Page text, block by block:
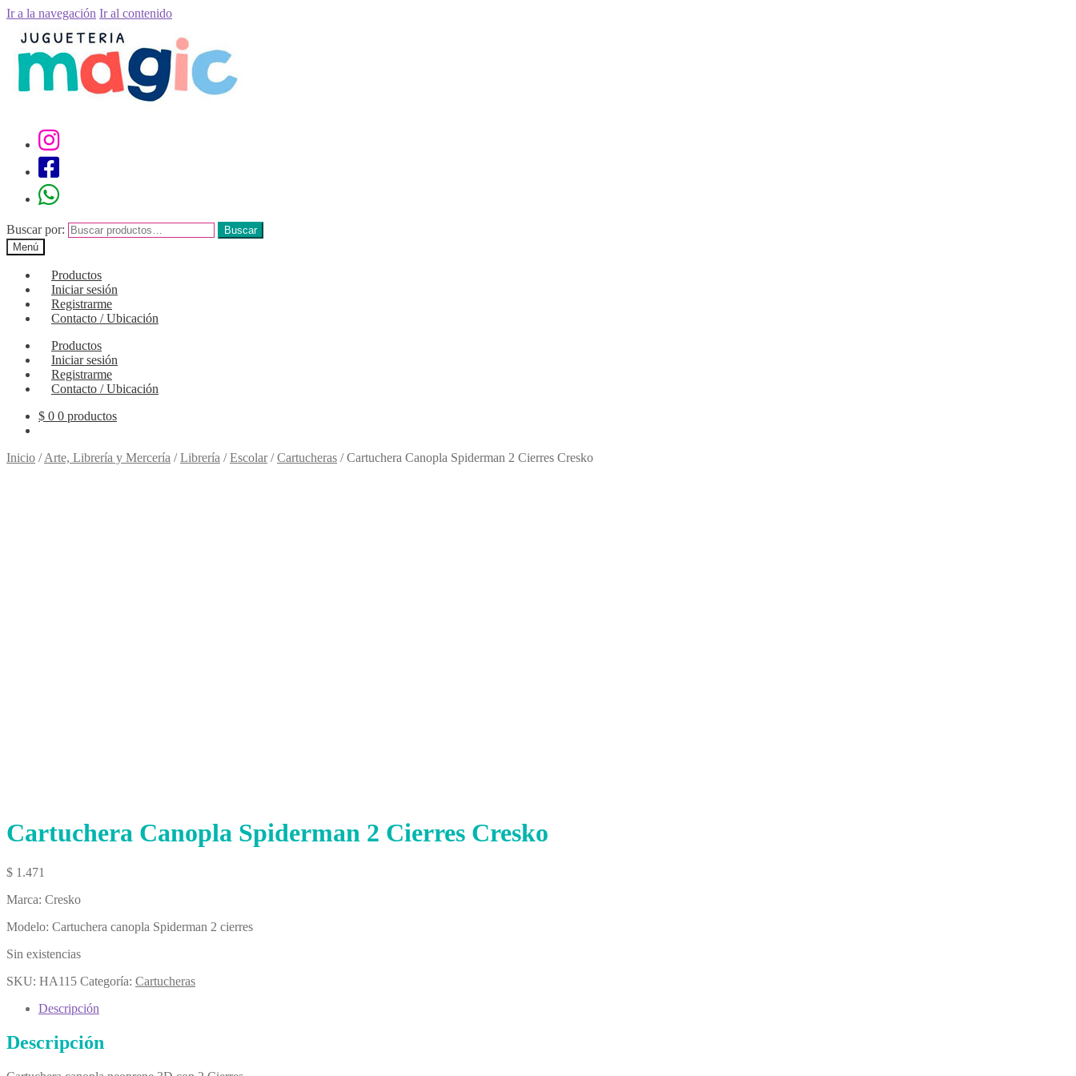
Ir a la navegación Ir al contenido
Buscar por:
Buscar
Menú
Productos
Iniciar sesión
Registrarme
Contacto / Ubicación
Productos
Iniciar sesión
Registrarme
Contacto / Ubicación
$ 0 0 productos
Inicio /Arte, Librería y Mercería /Librería /Escolar/Cartucheras /Cartuchera Canopla Spiderman 2 Cierres Cresko
Cartuchera Canopla Spiderman 2 Cierres Cresko
$ 1.471
Marca: Cresko
Modelo: Cartuchera canopla Spiderman 2 cierres
Sin existencias
SKU: HA115 Categoría: Cartucheras
Descripción
Descripción